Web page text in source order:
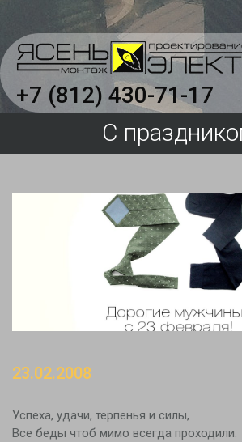
+7 (812) 430-71-17
Главная
Услуги
Объекты
О компании
Вакансии
Сертификаты и
Контакты
С
23.02.2008
Успеха, удачи, терпенья и силы,
Все беды чтоб мимо всегда проходили.